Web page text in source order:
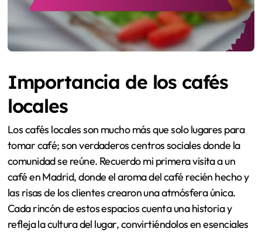
Importancia de los cafés
locales
Los cafés locales son mucho más que solo lugares para
tomar café; son verdaderos centros sociales donde la
comunidad se reúne. Recuerdo mi primera visita a un
café en Madrid, donde el aroma del café recién hecho y
las risas de los clientes crearon una atmósfera única.
Cada rincón de estos espacios cuenta una historia y
refleja la cultura del lugar, convirtiéndolos en esenciales